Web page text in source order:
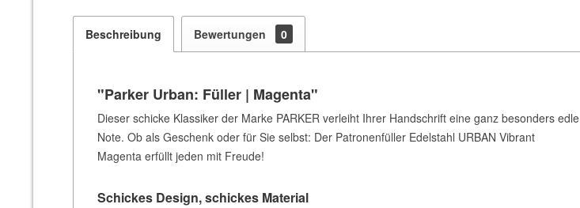
Beschreibung Bewertungen 0
"Parker Urban: Füller | Magenta"
Dieser schicke Klassiker der Marke PARKER verleiht Ihrer Handschrift eine ganz besonders edle
Note. Ob als Geschenk oder für Sie selbst: Der Patronenfüller Edelstahl URBAN Vibrant
Magenta erfüllt jeden mit Freude!
Schickes Design, schickes Material